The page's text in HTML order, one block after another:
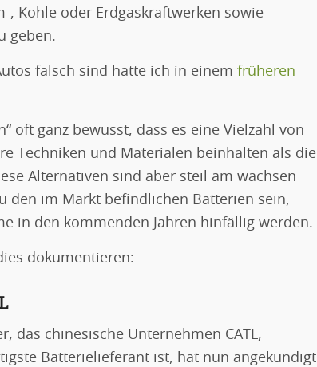
Kohle oder Erdgaskraftwerken sowie
geben.
falsch sind hatte ich in einem früheren
oft ganz bewusst, dass es eine Vielzahl von
Techniken und Materialen beinhalten als die
Alternativen sind aber steil am wachsen
den im Markt befindlichen Batterien sein,
in den kommenden Jahren hinfällig werden.
dokumentieren:
das chinesische Unternehmen CATL,
Batterielieferant ist, hat nun angekündigt